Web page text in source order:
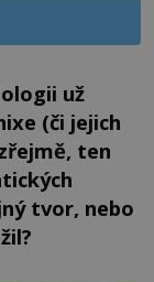
už
(či jejich
ten
tvor, nebo